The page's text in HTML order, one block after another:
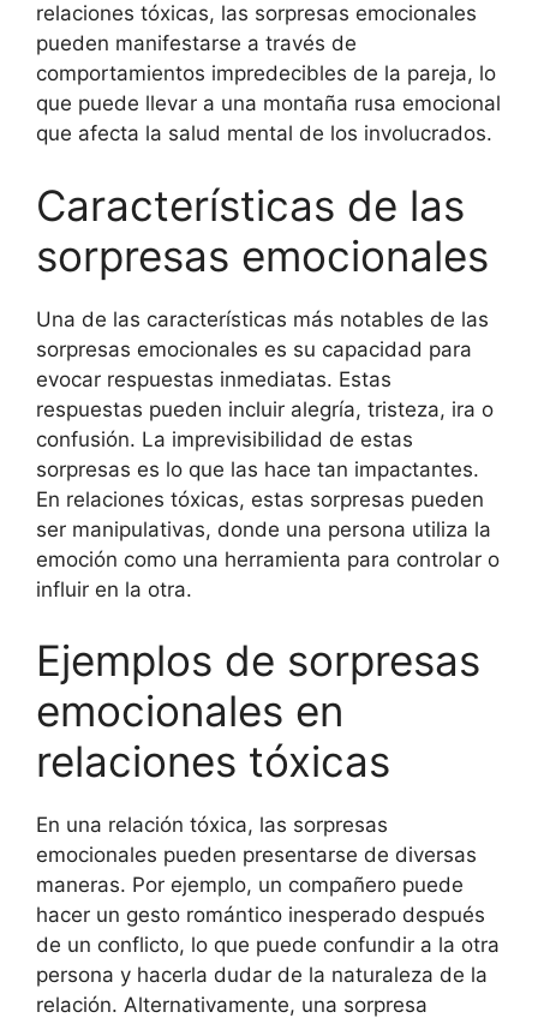
relaciones tóxicas, las sorpresas emocionales
pueden manifestarse a través de
comportamientos impredecibles de la pareja, lo
que puede llevar a una montaña rusa emocional
que afecta la salud mental de los involucrados.
Características de las
sorpresas emocionales
Una de las características más notables de las
sorpresas emocionales es su capacidad para
evocar respuestas inmediatas. Estas
respuestas pueden incluir alegría, tristeza, ira o
confusión. La imprevisibilidad de estas
sorpresas es lo que las hace tan impactantes.
En relaciones tóxicas, estas sorpresas pueden
ser manipulativas, donde una persona utiliza la
emoción como una herramienta para controlar o
influir en la otra.
Ejemplos de sorpresas
emocionales en
relaciones tóxicas
En una relación tóxica, las sorpresas
emocionales pueden presentarse de diversas
maneras. Por ejemplo, un compañero puede
hacer un gesto romántico inesperado después
de un conflicto, lo que puede confundir a la otra
persona y hacerla dudar de la naturaleza de la
relación. Alternativamente, una sorpresa